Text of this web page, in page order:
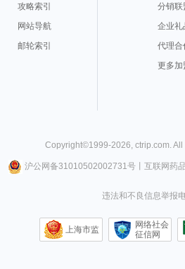
攻略索引
网站导航
邮轮索引
分销联
企业礼
代理合
更多加
Copyright©1999-2026, ctrip.com.
沪公网备31010502002731号丨 互联网药
违法和不良信息举报
上海市监
网络社会
征信网